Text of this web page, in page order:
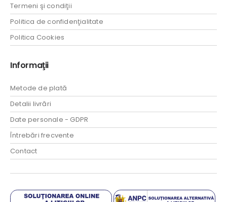
Termeni şi condiţii
Politica de confidenţialitate
Politica Cookies
Informaţii
Metode de plată
Detalii livrări
Date personale - GDPR
Întrebări frecvente
Contact